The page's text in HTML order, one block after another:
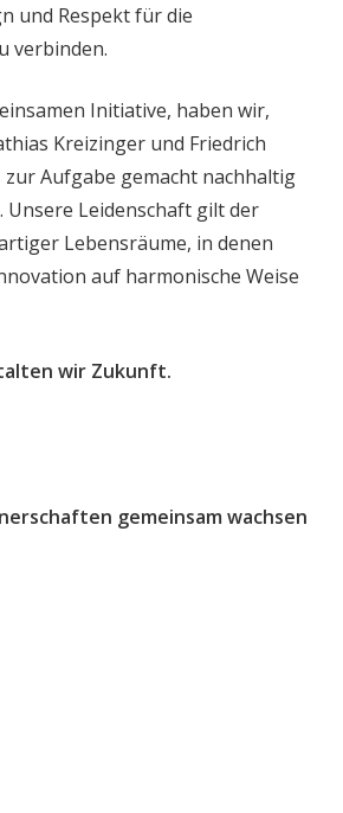
und Respekt für die
verbinden.
Initiative, haben wir,
Kreizinger und Friedrich
zur Aufgabe gemacht nachhaltig
Unsere Leidenschaft gilt der
Lebensräume, in denen
auf harmonische Weise
wir Zukunft.
gemeinsam wachsen